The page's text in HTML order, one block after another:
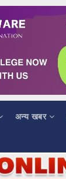
अन्य खबर